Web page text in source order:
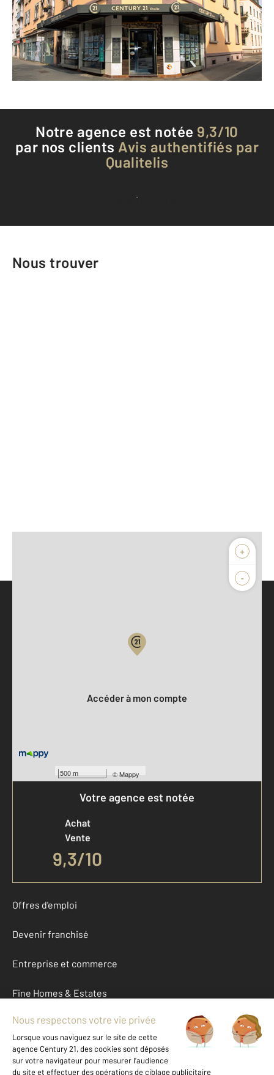
Envoyer un message
Téléphoner à l'agence
Notre agence est notée 9,3/10
par nos clients Avis authentifiés par
Qualitelis
Voir tous les avis clients
Nous trouver
+
-
500 m ©Mappy
Accéder à mon compte
Votre agence est notée
Achat
Vente
9,3/10
Offres d'emploi
Devenir franchisé
Entreprise et commerce
Fine Homes & Estates
À propos
International